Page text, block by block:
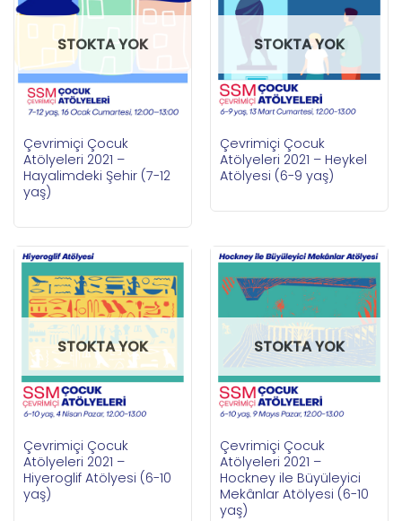
STOKTA YOK
Çevrimiçi Çocuk
Atölyeleri 2021 –
Hayalimdeki Şehir (7-12
yaş)
STOKTA YOK
Çevrimiçi Çocuk
Atölyeleri 2021 – Heykel
Atölyesi (6-9 yaş)
STOKTA YOK
Çevrimiçi Çocuk
Atölyeleri 2021 –
Hiyeroglif Atölyesi (6-10
yaş)
STOKTA YOK
Çevrimiçi Çocuk
Atölyeleri 2021 –
Hockney ile Büyüleyici
Mekânlar Atölyesi (6-10
yaş)